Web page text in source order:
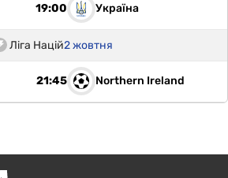
19:00 Україна
Ліга Націй2 жовтня
21:45 Northern Ireland